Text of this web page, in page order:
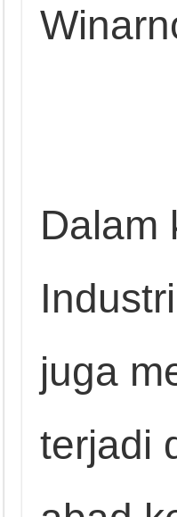
Dalam
juga
terjadi